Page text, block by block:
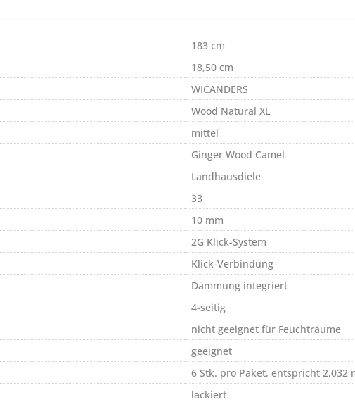
183 cm
18,50 cm
WICANDERS
Wood Natural XL
mittel
Ginger Wood Camel
Landhausdiele
33
10 mm
2G Klick-System
Klick-Verbindung
Dämmung integriert
4-seitig
nicht geeignet für Feuchträume
geeignet
6 Stk. pro Paket, entspricht 2,032
lackiert